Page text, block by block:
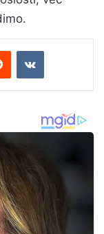
Reddit VKontakte